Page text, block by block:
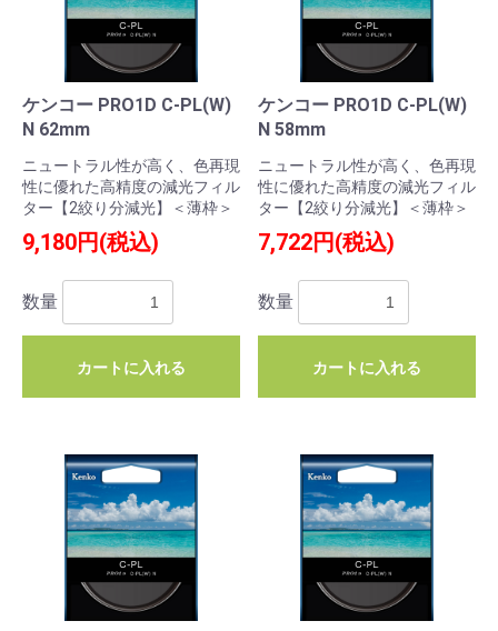
ケンコー PRO1D C-PL(W)
N 62mm
ニュートラル性が高く、色再現
性に優れた高精度の減光フィル
ター【2絞り分減光】＜薄枠＞
9,180円(税込)
数量
カートに入れる
ケンコー PRO1D C-PL(W)
N 58mm
ニュートラル性が高く、色再現
性に優れた高精度の減光フィル
ター【2絞り分減光】＜薄枠＞
7,722円(税込)
数量
カートに入れる